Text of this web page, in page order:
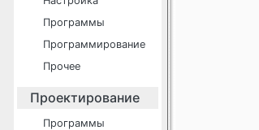
Программы
Программирование
Прочее
Проектирование
Программы